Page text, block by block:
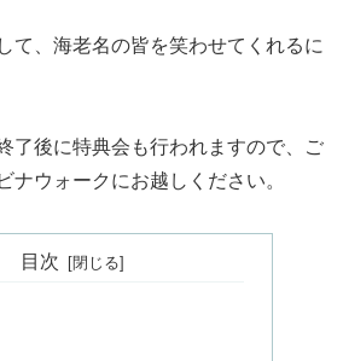
て、海老名の皆を笑わせてくれるに
了後に特典会も行われますので、ご
ナウォークにお越しください。
目次